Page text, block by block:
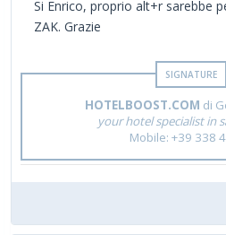
Si Enrico, proprio alt+r sarebbe
ZAK. Grazie
HOTELBOOST.COM di
your hotel specialist in
Mobile: +39 338